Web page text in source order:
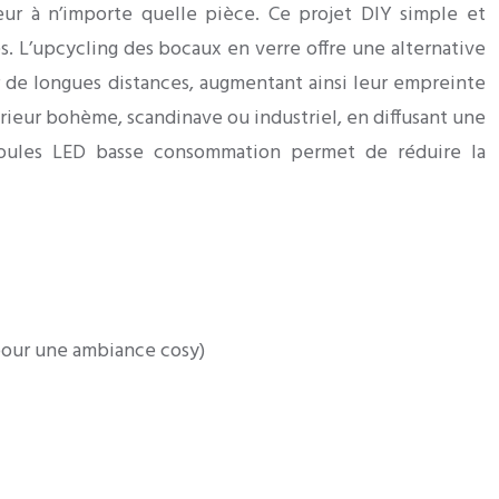
à n’importe quelle pièce. Ce projet DIY simple et
des bocaux en verre offre une alternative
longues distances, augmentant ainsi leur empreinte
bohème, scandinave ou industriel, en diffusant une
LED basse consommation permet de réduire la
une ambiance cosy)